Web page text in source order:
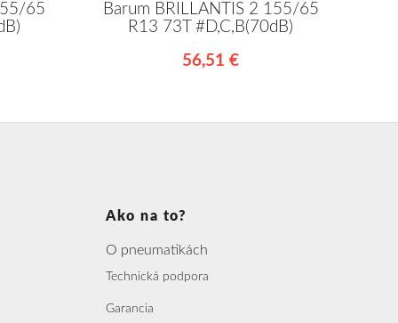
65
Barum BRILLANTIS 2 155/65
R13 73T #D,C,B(70dB)
56,51 €
Ako na to?
O pneumatikách
Technická podpora
Garancia